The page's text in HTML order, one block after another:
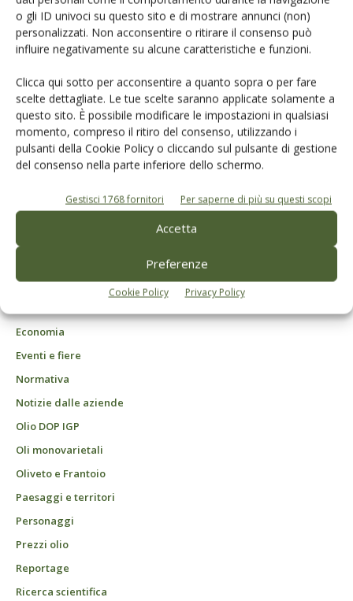
o gli ID univoci su questo sito e di mostrare annunci (non)
personalizzati. Non acconsentire o ritirare il consenso può
influire negativamente su alcune caratteristiche e funzioni.
Clicca qui sotto per acconsentire a quanto sopra o per fare
scelte dettagliate. Le tue scelte saranno applicate solamente a
questo sito. È possibile modificare le impostazioni in qualsiasi
momento, compreso il ritiro del consenso, utilizzando i
pulsanti della Cookie Policy o cliccando sul pulsante di gestione
del consenso nella parte inferiore dello schermo.
Gestisci 1768 fornitori Per saperne di più su questi scopi
Accetta
Preferenze
Cookie Policy Privacy Policy
© Tecniche Nuove Spa. Tutti i diritti riservati. Sede legale Via Eritrea 21 -
imprese di Milano: 00753480151
Registrazione Tribunale di Milano n. 69 del 05/03/2014. Precedentemente
registrata presso il tribunale di Bologna n. 6776 del 04/03/1998
ROC "Poste italiane Spa - sped. A.P. - DL 353/2003 conv. L. 46/2004, art. 1c.1:
DCB Milano" Roc n. 24344 del 11 marzo 2014
Agrofarmaci – Difesa
Economia
Eventi e fiere
Normativa
Notizie dalle aziende
Olio DOP IGP
Oli monovarietali
Oliveto e Frantoio
Paesaggi e territori
Personaggi
Prezzi olio
Reportage
Ricerca scientifica